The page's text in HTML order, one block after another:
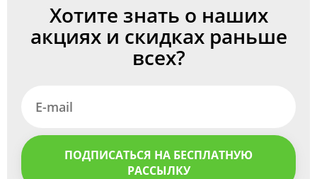
Хотите знать о наших
акциях и скидках раньше
всех?
ПОДПИСАТЬСЯ НА БЕСПЛАТНУЮ
РАССЫЛКУ